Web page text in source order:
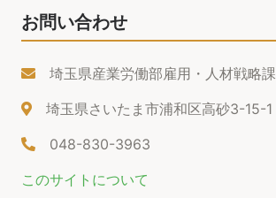
お問い合わせ
埼玉県産業労働部雇用・人材戦略課
埼玉県さいたま市浦和区高砂3-15-1
048-830-3963
このサイトについて